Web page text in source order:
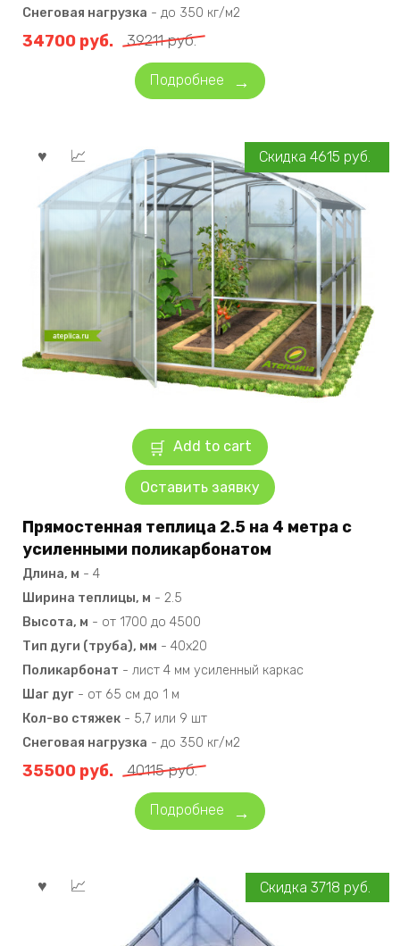
Снеговая нагрузка - до 350 кг/м2
39211руб.
34700 руб.
Подробнее
Add to cart
Оставить заявку
Скидка 4615 руб.
Прямостенная теплица 2.5 на 4 метра с
усиленными поликарбонатом
Длина, м - 4
Ширина теплицы, м - 2.5
Высота, м - от 1700 до 4500
Тип дуги (труба), мм - 40х20
Поликарбонат - лист 4 мм усиленный каркас
Шаг дуг - от 65 см до 1 м
Кол-во стяжек - 5,7 или 9 шт
Снеговая нагрузка - до 350 кг/м2
40115руб.
35500 руб.
Подробнее
Скидка 3718 руб.